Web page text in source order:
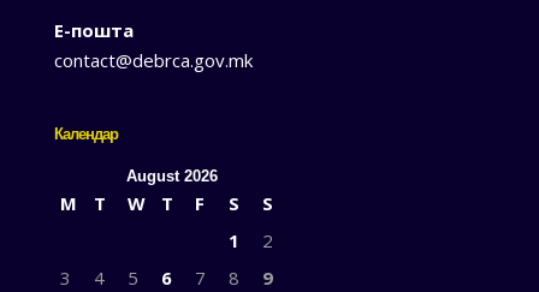
Е-пошта
contact@debrca.gov.mk
Календар
August 2026
M T W T F S
S
1
2
3
4 5 6 7 8
9